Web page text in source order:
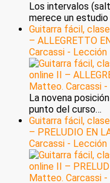
Los intervalos
merece un
Guitarra fácil,
– ALLEGRETTO
Carcassi - Lección
La novena
punto del curso…
Guitarra fácil,
– PRELUDIO EN
Carcassi - Lección